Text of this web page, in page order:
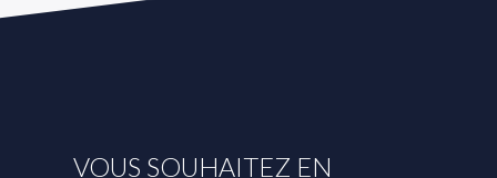
VOUS SOUHAITEZ EN